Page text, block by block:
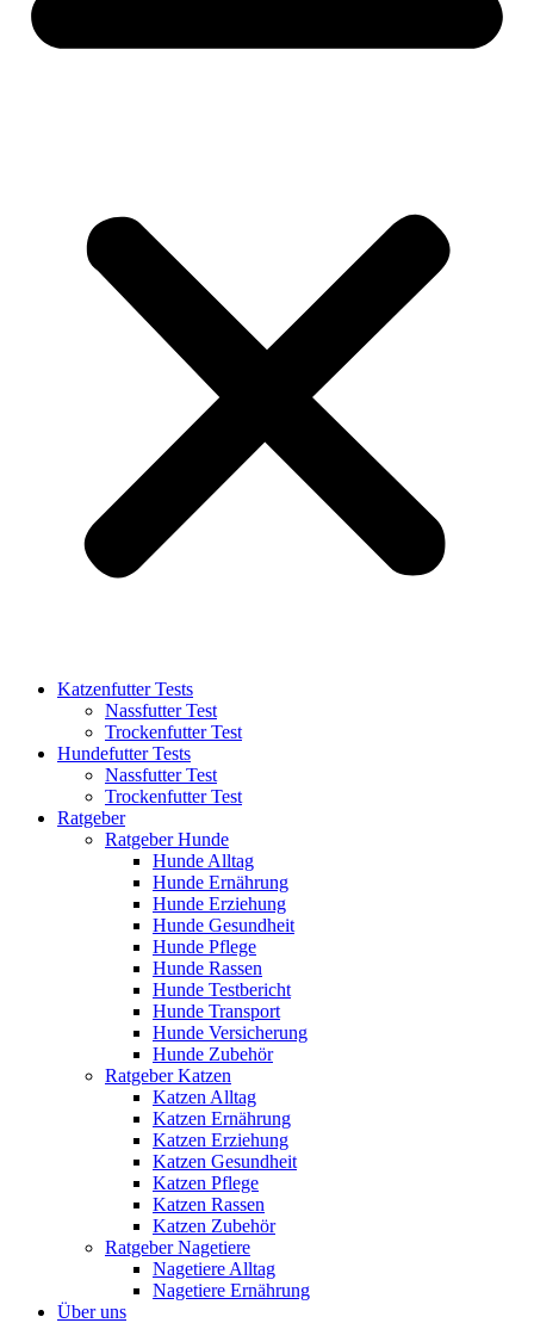
Katzenfutter Tests
Nassfutter Test
Trockenfutter Test
Hundefutter Tests
Nassfutter Test
Trockenfutter Test
Ratgeber
Ratgeber Hunde
Hunde Alltag
Hunde Ernährung
Hunde Erziehung
Hunde Gesundheit
Hunde Pflege
Hunde Rassen
Hunde Testbericht
Hunde Transport
Hunde Versicherung
Hunde Zubehör
Ratgeber Katzen
Katzen Alltag
Katzen Ernährung
Katzen Erziehung
Katzen Gesundheit
Katzen Pflege
Katzen Rassen
Katzen Zubehör
Ratgeber Nagetiere
Nagetiere Alltag
Nagetiere Ernährung
Über uns